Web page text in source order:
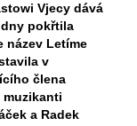
Vjecy dává
pokřtila
název Letíme
v
člena
muzikanti
a Radek